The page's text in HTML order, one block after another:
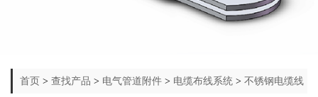
首页 > 查找产品 > 电气管道附件 > 电缆布线系统 > 不锈钢电缆线